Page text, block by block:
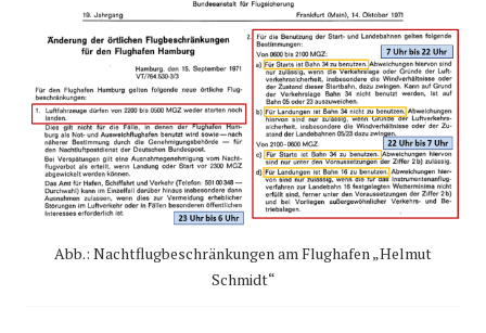
Abb.: Nachtflugbeschränkungen am Flughafen „Helmut
Schmidt“